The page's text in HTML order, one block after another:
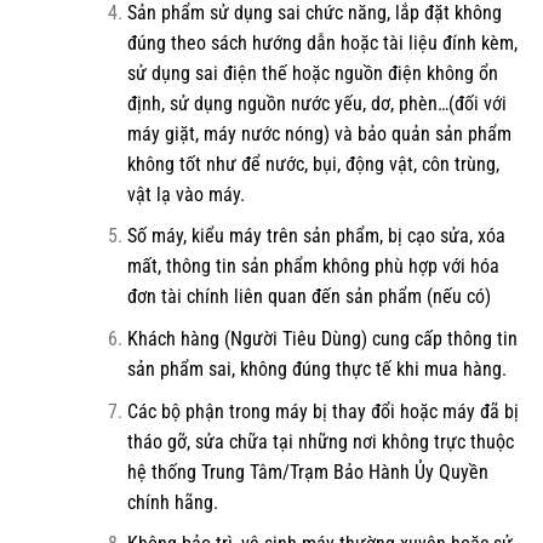
Sản phẩm sử dụng sai chức năng, lắp đặt không
đúng theo sách hướng dẫn hoặc tài liệu đính kèm,
sử dụng sai điện thế hoặc nguồn điện không ổn
định, sử dụng nguồn nước yếu, dơ, phèn…(đối với
máy giặt, máy nước nóng) và bảo quản sản phẩm
không tốt như để nước, bụi, động vật, côn trùng,
vật lạ vào máy.
Số máy, kiểu máy trên sản phẩm, bị cạo sửa, xóa
mất, thông tin sản phẩm không phù hợp với hóa
đơn tài chính liên quan đến sản phẩm (nếu có)
Khách hàng (Người Tiêu Dùng) cung cấp thông tin
sản phẩm sai, không đúng thực tế khi mua hàng.
Các bộ phận trong máy bị thay đổi hoặc máy đã bị
tháo gỡ, sửa chữa tại những nơi không trực thuộc
hệ thống Trung Tâm/Trạm Bảo Hành Ủy Quyền
chính hãng.